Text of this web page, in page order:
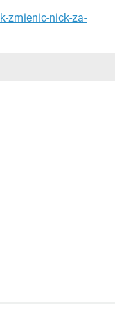
zmienic-nick-za-